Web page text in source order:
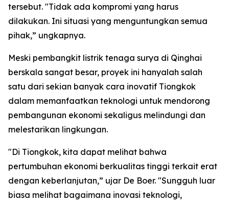
tersebut. "Tidak ada kompromi yang harus
dilakukan. Ini situasi yang menguntungkan semua
pihak,” ungkapnya.
Meski pembangkit listrik tenaga surya di Qinghai
berskala sangat besar, proyek ini hanyalah salah
satu dari sekian banyak cara inovatif Tiongkok
dalam memanfaatkan teknologi untuk mendorong
pembangunan ekonomi sekaligus melindungi dan
melestarikan lingkungan.
"Di Tiongkok, kita dapat melihat bahwa
pertumbuhan ekonomi berkualitas tinggi terkait erat
dengan keberlanjutan,” ujar De Boer. "Sungguh luar
biasa melihat bagaimana inovasi teknologi,